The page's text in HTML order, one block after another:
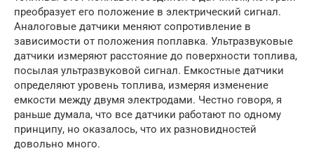
преобразует его положение в электрический сигнал.
Аналоговые датчики меняют сопротивление в
зависимости от положения поплавка. Ультразвуковые
датчики измеряют расстояние до поверхности топлива,
посылая ультразвуковой сигнал. Емкостные датчики
определяют уровень топлива, измеряя изменение
емкости между двумя электродами. Честно говоря, я
раньше думала, что все датчики работают по одному
принципу, но оказалось, что их разновидностей
довольно много.